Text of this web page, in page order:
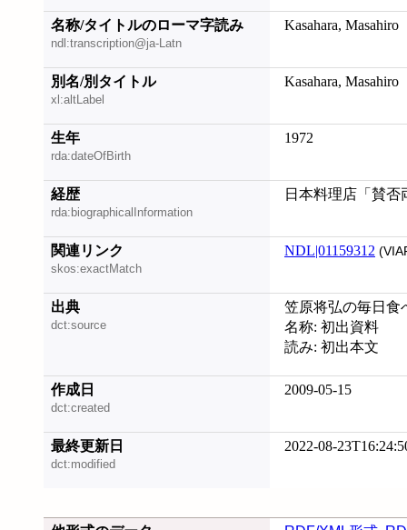
名称/タイトルのローマ字読み
ndl:transcription@ja-Latn
Kasahara, Masahiro
別名/別タイトル
xl:altLabel
Kasahara, Masahiro
生年
rda:dateOfBirth
1972
経歴
rda:biographicalInformation
日本料理店「賛否
関連リンク
skos:exactMatch
NDL|01159312
出典
dct:source
笠原将弘の毎日食
名称: 初出資料
読み: 初出本文
作成日
dct:created
2009-05-15
最終更新日
dct:modified
2022-08-